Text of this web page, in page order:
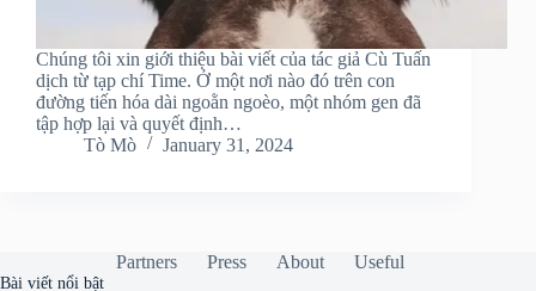
Chúng tôi xin giới thiệu bài viết của tác giả Cù Tuấn
dịch từ tạp chí Time. Ở một nơi nào đó trên con
đường tiến hóa dài ngoằn ngoèo, một nhóm gen đã
tập hợp lại và quyết định…
Tò Mò
January 31, 2024
Partners Press About Useful
Bài viết nổi bật